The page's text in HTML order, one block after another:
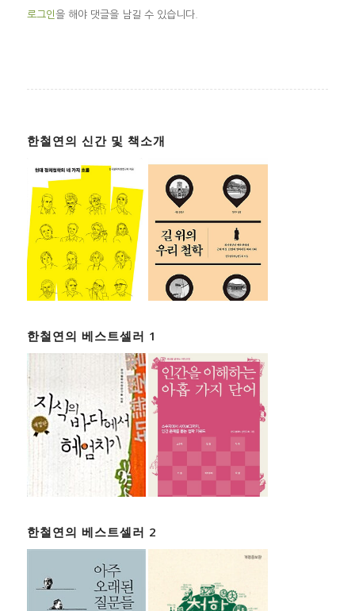
로그인을 해야 댓글을 남길 수 있습니다.
한철연의 신간 및 책소개
한철연의 베스트셀러 1
한철연의 베스트셀러 2